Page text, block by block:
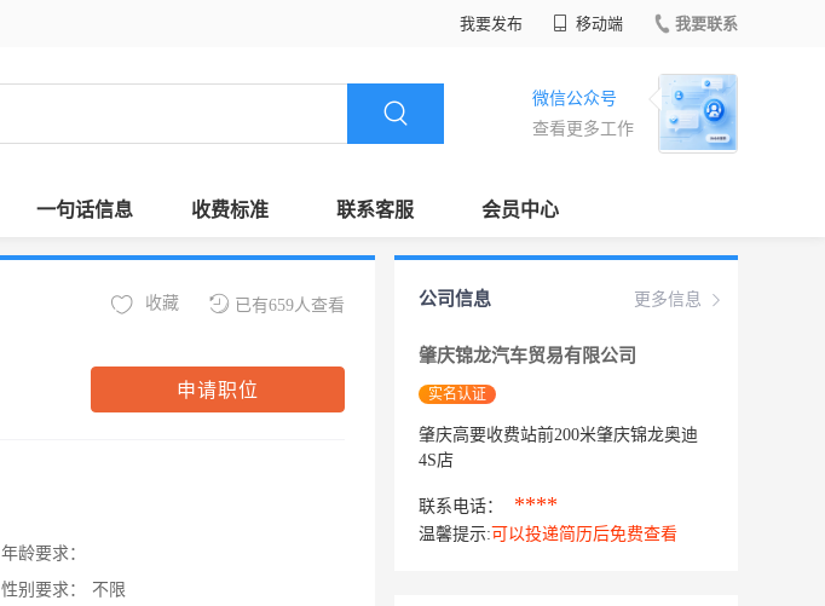
我要发布 移动端 我要联系
微信公众号
查看更多工作
一句话信息 收费标准 联系客服 会员中心
已有659人查看
收藏
申请职位
年龄要求：
性别要求：
不限
更多信息
公司信息
肇庆锦龙汽车贸易有限公司
实名认证
肇庆高要收费站前200米肇庆锦龙奥迪
4S店
联系电话： ****
温馨提示: 可以投递简历后免费查看